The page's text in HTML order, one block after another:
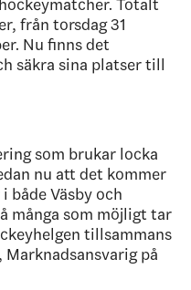
Totalt
från torsdag 31
Nu finns det
säkra sina platser till
som brukar locka
nu att det kommer
både Väsby och
många som möjligt tar
tillsammans
Marknadsansvarig på